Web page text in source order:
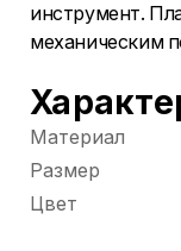
инструмент.
механическим
Материал
Размер
Цвет